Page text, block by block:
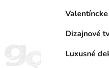
Dizajnové
Luxusné